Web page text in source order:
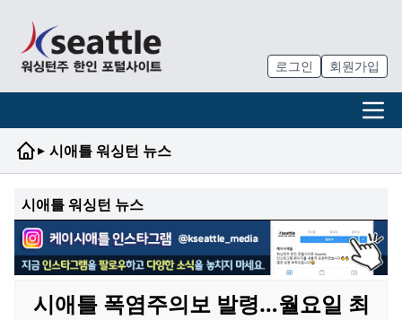
로그인 회원가입
▸ 시애틀 워싱턴 뉴스
시애틀 워싱턴 뉴스
시애틀 폭염주의보 발령…월요일 최